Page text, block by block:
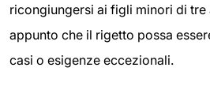
ricongiungersi ai figli minori di tre
appunto che il rigetto possa
casi o esigenze eccezionali.